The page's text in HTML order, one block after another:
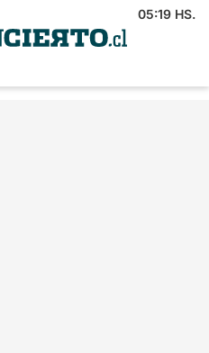
05:19 HS.